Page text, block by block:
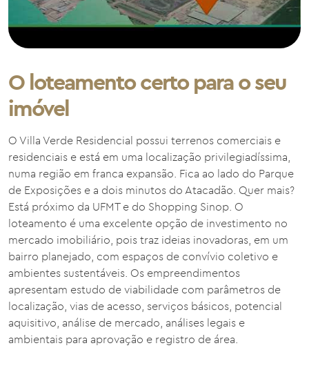
O loteamento certo para o seu
imóvel
O Villa Verde Residencial possui terrenos comerciais e
residenciais e está em uma localização privilegiadíssima,
numa região em franca expansão. Fica ao lado do Parque
de Exposições e a dois minutos do Atacadão. Quer mais?
Está próximo da UFMT e do Shopping Sinop. O
loteamento é uma excelente opção de investimento no
mercado imobiliário, pois traz ideias inovadoras, em um
bairro planejado, com espaços de convívio coletivo e
ambientes sustentáveis. Os empreendimentos
apresentam estudo de viabilidade com parâmetros de
localização, vias de acesso, serviços básicos, potencial
aquisitivo, análise de mercado, análises legais e
ambientais para aprovação e registro de área.